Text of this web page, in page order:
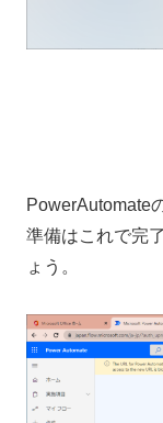
PowerAutomate
準備はこれで完
ょう。